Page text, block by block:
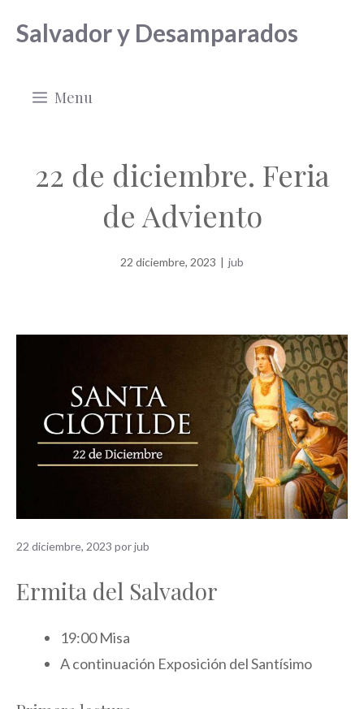
Salvador y Desamparados
Menu
22 de diciembre. Feria
de Adviento
22 diciembre, 2023 | jub
22 diciembre, 2023 porjub
Ermita del Salvador
19:00 Misa
A continuación Exposición del Santísimo